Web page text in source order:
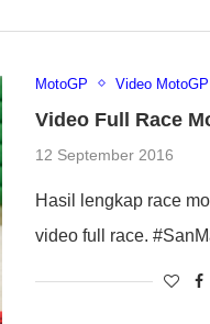
MotoGP Video MotoGP
Video Full Race
12 September 2016
Hasil lengkap race
video full race.